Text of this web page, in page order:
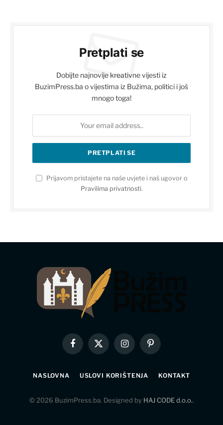
Pretplati se
Dobijte najnovije kreativne vijesti iz
BuzimPress.ba o vijestima iz Bužima, politici i još
mnogo toga!
Prijavom pristajete na naše uvjete i naš ugovor o
Pravilima privatnosti.
Facebook
X
(Twitter)
InstagramPinterest
NASLOVNA USLOVI KORIŠTENJA KONTAKT
© 2026 BuzimPress.ba. Designed by HAJ CODE d.o.o..